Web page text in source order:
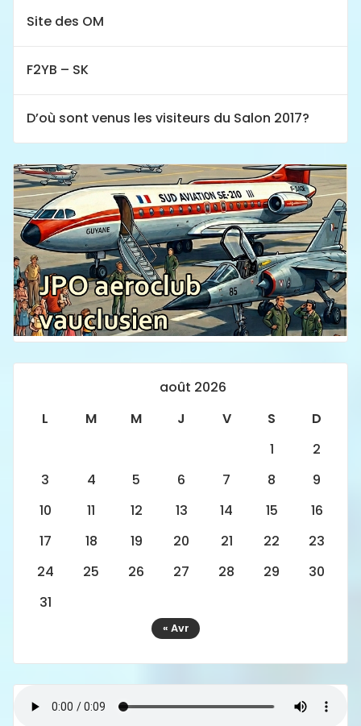
Site des OM
F2YB – SK
D’où sont venus les visiteurs du Salon 2017?
août 2026
L
M M J V S
D
1
2
3
4 5 6 7 8
9
10
11 12 13 14 15
16
17
18 19 20 21 22
23
24
25 26 27 28 29
30
31
« Avr